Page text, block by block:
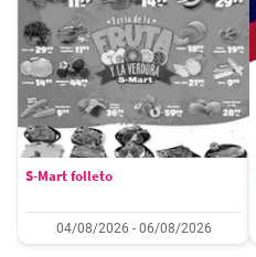
S-Mart folleto
04/08/2026 - 06/08/2026